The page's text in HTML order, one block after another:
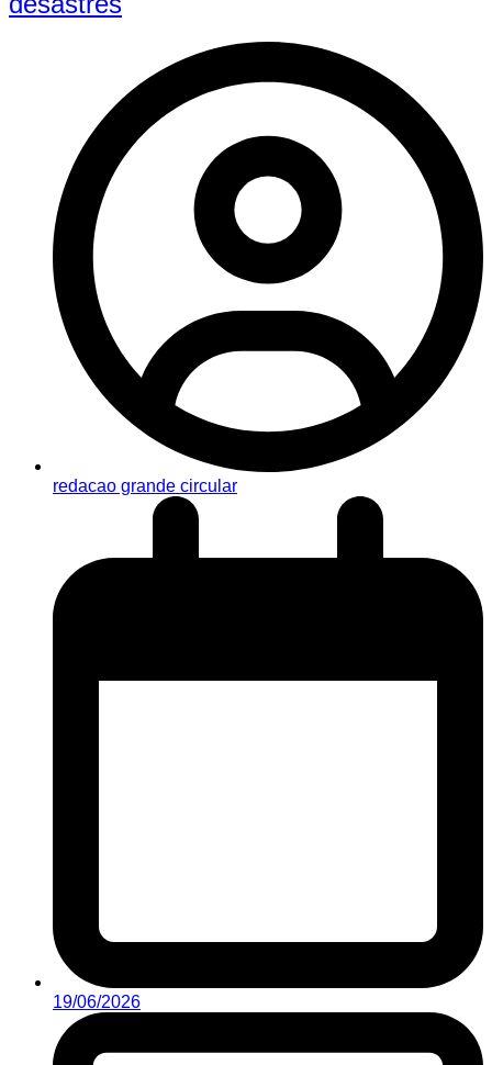
redacao grande circular
19/06/2026